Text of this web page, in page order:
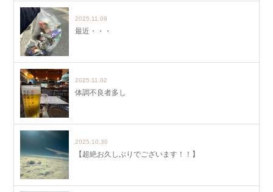
2025.11.09
最近・・・
2025.11.02
体調不良者多し
2025.10.30
【超絶お久しぶりでございます！！】